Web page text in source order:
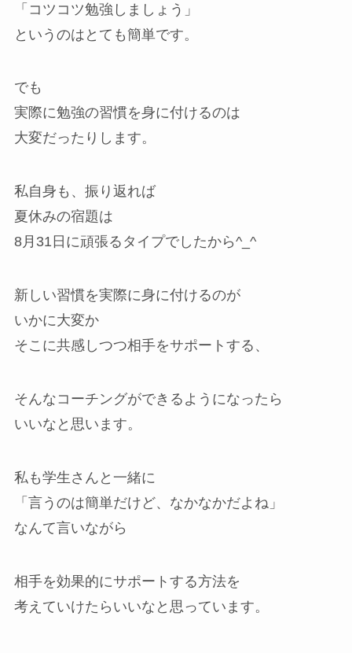
「コツコツ勉強しましょう」
というのはとても簡単です。
でも
実際に勉強の習慣を身に付けるのは
大変だったりします。
私自身も、振り返れば
夏休みの宿題は
8月31日に頑張るタイプでしたから^_^
新しい習慣を実際に身に付けるのが
いかに大変か
そこに共感しつつ相手をサポートする、
そんなコーチングができるようになったら
いいなと思います。
私も学生さんと一緒に
「言うのは簡単だけど、なかなかだよね」
なんて言いながら
相手を効果的にサポートする方法を
考えていけたらいいなと思っています。